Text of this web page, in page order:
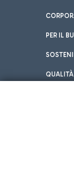
PER IL
QUALITÀ